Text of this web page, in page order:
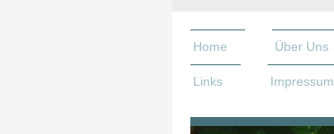
Home Über Uns
Links Impressum